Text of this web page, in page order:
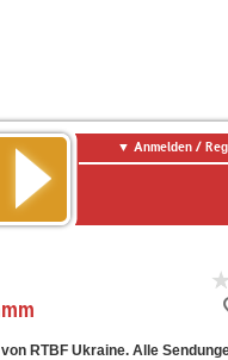
Anmelden /
RTBF Ukraine. Alle